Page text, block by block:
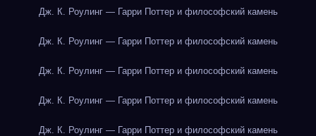
Дж. К. Роулинг — Гарри Поттер и философский камень
Дж. К. Роулинг — Гарри Поттер и философский камень
Дж. К. Роулинг — Гарри Поттер и философский камень
Дж. К. Роулинг — Гарри Поттер и философский камень
Дж. К. Роулинг — Гарри Поттер и философский камень